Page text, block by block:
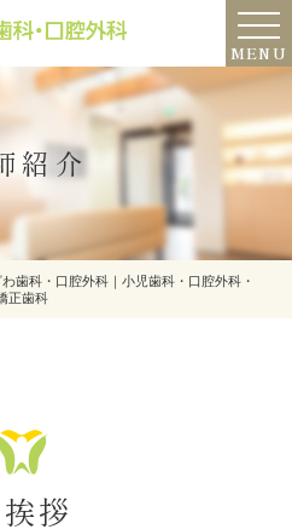
MENU
紹介
歯科・口腔外科｜小児歯科・口腔外科・
正歯科
挨拶